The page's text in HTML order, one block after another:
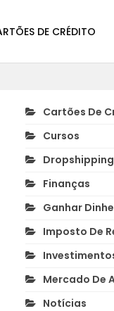
DE CRÉDITO
Cartões De
Cursos
Dropshipping
Finanças
Ganhar
Imposto De
Mercado De
Notícias